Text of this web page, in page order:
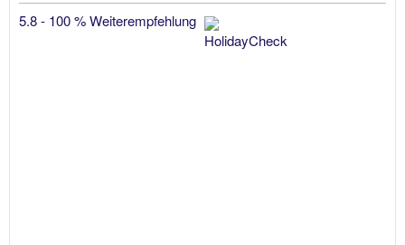
5.8 - 100 % Weiterempfehlung